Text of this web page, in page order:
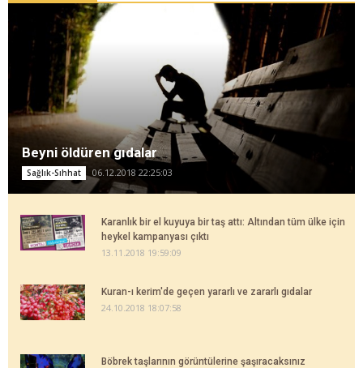
Beyni öldüren gıdalar
Sağlık-Sıhhat 06.12.2018 22:25:03
Karanlık bir el kuyuya bir taş attı: Altından tüm ülke için
heykel kampanyası çıktı
13.11.2018 19:59:09
Kuran-ı kerim'de geçen yararlı ve zararlı gıdalar
24.10.2018 18:07:58
Böbrek taşlarının görüntülerine şaşıracaksınız